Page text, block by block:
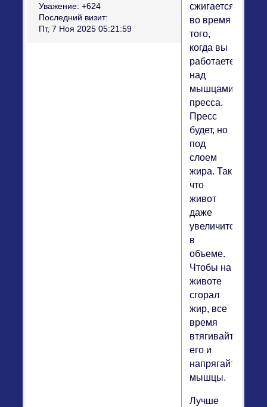
Уважение: +624
Последний визит:
Пт, 7 Ноя 2025 05:21:59
сжигается
во время
того,
когда вы
работаете
над
мышцами
пресса.
Пресс
будет, но
под
слоем
жира. Так
что
живот
даже
увеличится
в
объеме.
Чтобы на
животе
сгорал
жир, все
время
втягивайте
его и
напрягайте
мышцы.
Лучше